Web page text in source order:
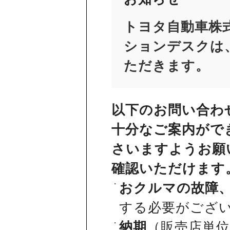
トヨタ自動車
ションデスクは
ただきます。
以下のお問い合
十分なご案内が
さいますようお
確認いただけます
おクルマの故障
する必要がござ
納期
（販売店単